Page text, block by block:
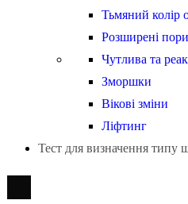
Тьмяний колір
Розширені пори
Чутлива та
Зморшки
Вікові зміни
Ліфтинг
Тест для визначення типу